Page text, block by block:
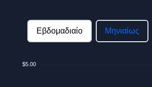
Εβδομαδιαίο Μηνιαίως
$5.00